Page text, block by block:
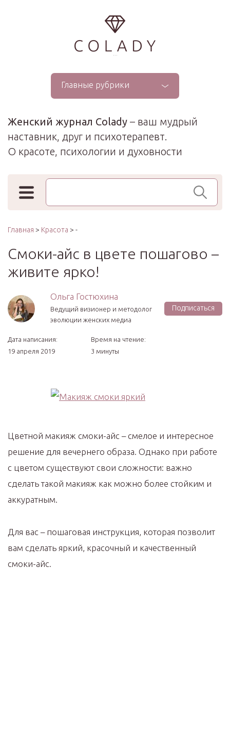
...
Главные рубрики
Женский журнал Colady – ваш мудрый
наставник, друг и психотерапевт.
О красоте, психологии и духовности
Поиск по сайту
Главная > Красота > -
Смоки-айс в цвете пошагово –
живите ярко!
Ольга Гостюхина
Ведущий визионер и методолог
эволюции женских медиа
Подписаться
Дата написания:
19 апреля 2019
Время на чтение:
3 минуты
Цветной макияж смоки-айс – смелое и интересное
решение для вечернего образа. Однако при работе
с цветом существуют свои сложности: важно
сделать такой макияж как можно более стойким и
аккуратным.
Для вас – пошаговая инструкция, которая позволит
вам сделать яркий, красочный и качественный
смоки-айс.